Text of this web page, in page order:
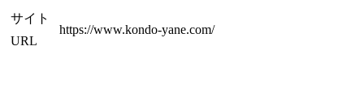
サイト
URL
https://www.kondo-yane.com/